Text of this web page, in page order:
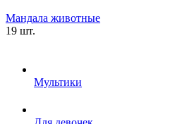
Мандала животные
19 шт.
Мультики